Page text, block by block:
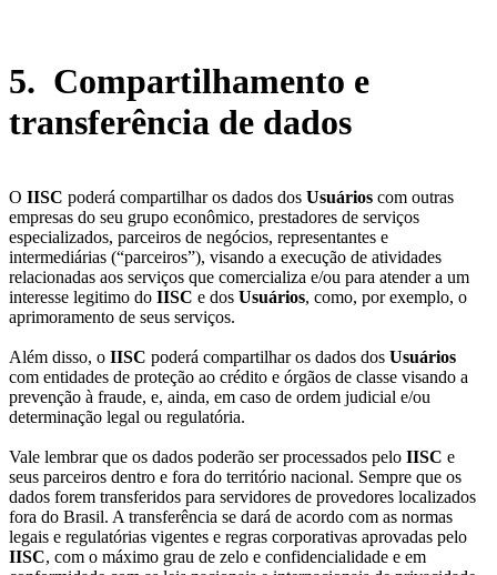
5. Compartilhamento e
transferência de dados
O IISC poderá compartilhar os dados dos Usuários com outras
empresas do seu grupo econômico, prestadores de serviços
especializados, parceiros de negócios, representantes e
intermediárias (“parceiros”), visando a execução de atividades
relacionadas aos serviços que comercializa e/ou para atender a um
interesse legitimo do IISC e dos Usuários, como, por exemplo, o
aprimoramento de seus serviços.
Além disso, o IISC poderá compartilhar os dados dos Usuários
com entidades de proteção ao crédito e órgãos de classe visando a
prevenção à fraude, e, ainda, em caso de ordem judicial e/ou
determinação legal ou regulatória.
Vale lembrar que os dados poderão ser processados pelo IISC e
seus parceiros dentro e fora do território nacional. Sempre que os
dados forem transferidos para servidores de provedores localizados
fora do Brasil. A transferência se dará de acordo com as normas
legais e regulatórias vigentes e regras corporativas aprovadas pelo
IISC, com o máximo grau de zelo e confidencialidade e em